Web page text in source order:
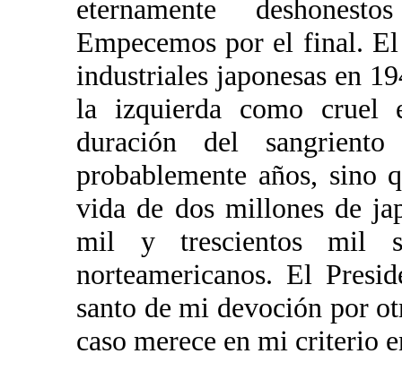
eternamente
Empecemos por el final. El
industriales japonesas en
la izquierda como cruel
duración del
probablemente años, sino
vida de dos millones de
mil y trescientos mil
norteamericanos. El
santo de mi devoción por
caso merece en mi criterio